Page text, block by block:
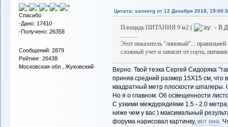
Спасибо
-Дано: 17410
-Получено: 26358
Сообщений: 2879
Рейтинг: 26438
Московская обл., Жуковский
Цитата: sanserg от 12 Декабря 2018,
Площадь ПИТАНИЯ 9 м2 (
-
...........
Этот показатель "липовый"...
сложный учет и зависит от сорта,
Верно. Твой тезка Сергей Сидоряка
приняв средний размер 15Х15 см, что
квадратный метр плоскости шпалеры.
Но я о главном. Об освещенности
С узкими междурядиями 1.5 - 2.0
ниже чем у вас ) максимальный
форума нарисовал картинку, вот она.